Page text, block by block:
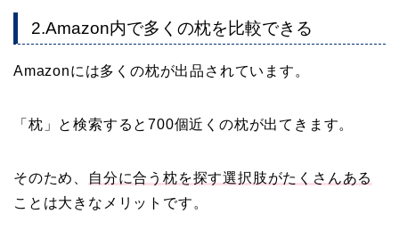
2.Amazon内で多くの枕を比較できる
Amazonには多くの枕が出品されています。
「枕」と検索すると700個近くの枕が出てきます。
そのため、
自分に合う枕を探す選択肢がたくさんある
ことは大きなメリットです。